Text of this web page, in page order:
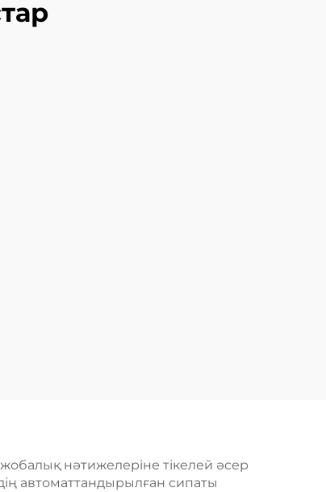
жобалық нәтижелеріне тікелей әсер
автоматтандырылған сипаты